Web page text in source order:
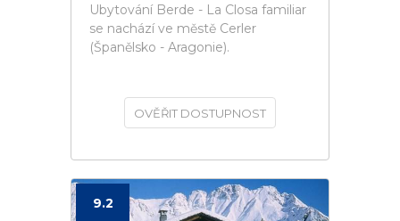
Ubytování Berde - La Closa familiar
se nachází ve městě Cerler
(Španělsko - Aragonie).
OVĚŘIT DOSTUPNOST
9.2